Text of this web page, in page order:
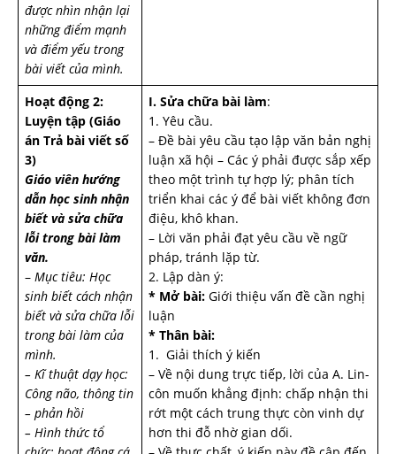
được nhìn nhận lại
những điểm mạnh
và điểm yếu trong
bài viết của mình.
Hoạt động 2:
Luyện tập (Giáo
án Trả bài viết số
3)
Giáo viên hướng
dẫn học sinh nhận
biết và sửa chữa
lỗi trong bài làm
văn.
– Mục tiêu: Học
sinh biết cách nhận
biết và sửa chữa lỗi
trong bài làm của
mình.
– Kĩ thuật dạy học:
Công não, thông tin
– phản hồi
– Hình thức tổ
I. Sửa chữa bài làm:
1. Yêu cầu.
– Đề bài yêu cầu tạo lập văn bản nghị
luận xã hội – Các ý phải được sắp xếp
theo một trình tự hợp lý; phân tích
triển khai các ý để bài viết không đơn
điệu, khô khan.
– Lời văn phải đạt yêu cầu về ngữ
pháp, tránh lặp từ.
2. Lập dàn ý:
* Mở bài: Giới thiệu vấn đề cần nghị
luận
* Thân bài:
1. Giải thích ý kiến
– Về nội dung trực tiếp, lời của A. Lin-
côn muốn khẳng định: chấp nhận thi
rớt một cách trung thực còn vinh dự
hơn thi đỗ nhờ gian dối.